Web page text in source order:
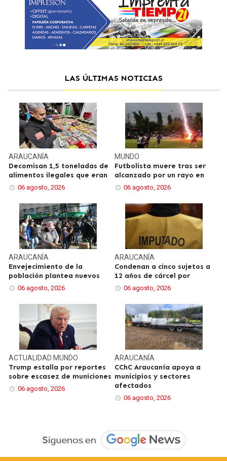
LAS ÚLTIMAS NOTICIAS
ARAUCANÍA
Decomisan 1,5 toneladas de
alimentos ilegales que eran
06 agosto, 2026
MUNDO
Futbolista muere tras ser
alcanzado por un rayo en
06 agosto, 2026
ARAUCANÍA
Envejecimiento de la
población plantea nuevos
06 agosto, 2026
ARAUCANÍA
Condenan a cinco sujetos a
12 años de cárcel por
06 agosto, 2026
ACTUALIDADMUNDO
Trump estalla por reportes
sobre escasez de municiones
06 agosto, 2026
ARAUCANÍA
CChC Araucanía apoya a
municipios y sectores
afectados
06 agosto, 2026